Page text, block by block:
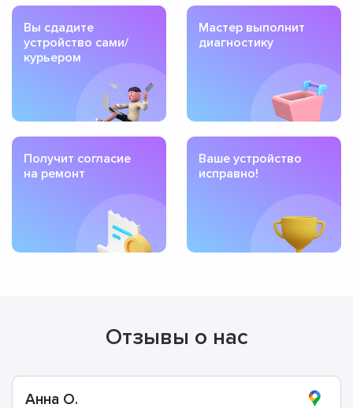
Вы сдадите
устройство сами/
курьером
Мастер выполнит
диагностику
Получит согласие
на ремонт
Ваше устройство
исправно!
Отзывы о нас
Анна О.